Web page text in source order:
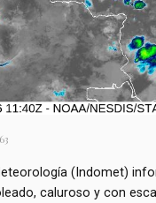
(Indomet)
caluroso y con